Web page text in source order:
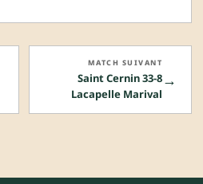
→
MATCH SUIVANT
Saint Cernin 33-8
Lacapelle Marival